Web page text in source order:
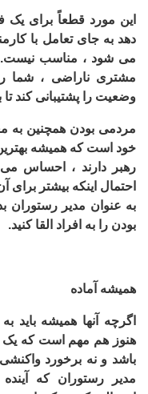
این مورد قطعاً برای
دهد به جای تعامل با
می شود ، مناسب نیست.
مشتری ناراضی ، شما
وضعیت را پشتیبانی کند
مردمی بودن همچنین به
خود است که همیشه
رهبر دارند ، احساس می
احتمال اینکه بیشتر
به عنوان مدیر رستوران
بودن را به افراد القا کنید.
همیشه آماده
اگرچه آنها همیشه باید
هنوز هم مهم است که یک
باشد و نه برخورد
مدیر رستوران که